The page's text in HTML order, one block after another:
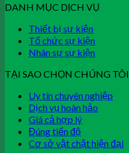
DANH MỤC DỊCH VỤ
Thiết bị sự kiện
Tổ chức sự kiện
Nhân sự sự kiện
TẠI SAO CHỌN CHÚNG TÔI
Uy tín chuyên nghiệp
Dịch vụ hoàn hảo
Giá cả hợp lý
Đúng tiến độ
Cơ sở vật chật hiện đại